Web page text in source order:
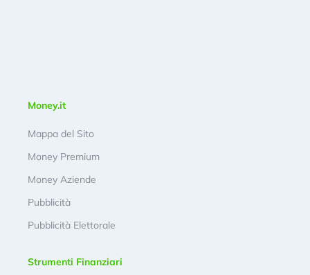
Money.it
Mappa del Sito
Money Premium
Money Aziende
Pubblicità
Pubblicità Elettorale
Strumenti Finanziari